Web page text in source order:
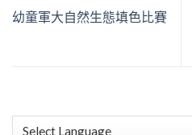
幼童軍大自然生態填色比賽